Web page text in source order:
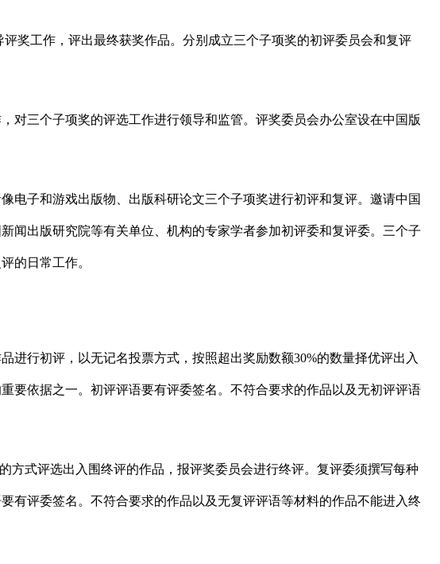
奖工作，评出最终获奖作品。分别成立三个子项奖的初评委员会和复评
对三个子项奖的评选工作进行领导和监管。评奖委员会办公室设在中国版
电子和游戏出版物、出版科研论文三个子项奖进行初评和复评。邀请中国
闻出版研究院等有关单位、机构的专家学者参加初评委和复评委。三个子
的日常工作。
进行初评，以无记名投票方式，按照超出奖励数额30%的数量择优评出入
要依据之一。初评评语要有评委签名。不符合要求的作品以及无初评评语
方式评选出入围终评的作品，报评奖委员会进行终评。复评委须撰写每种
有评委签名。不符合要求的作品以及无复评评语等材料的作品不能进入终